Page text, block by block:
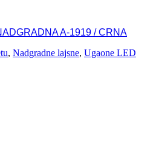
A-1919 / CRNA
, Nadgradne lajsne, Ugaone LED